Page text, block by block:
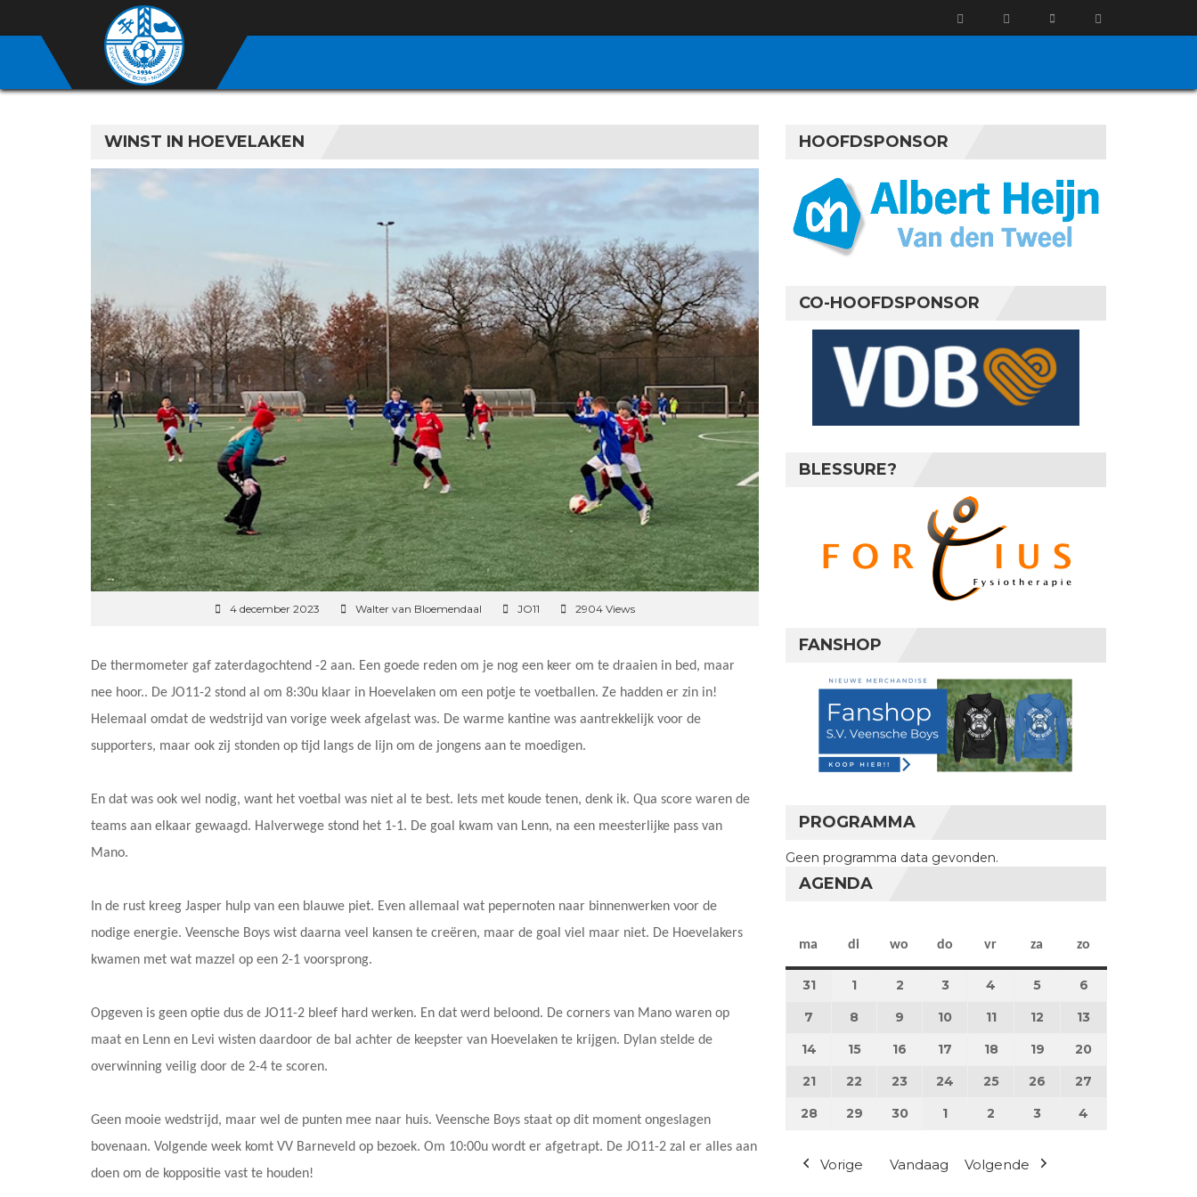
WINST IN HOEVELAKEN
4 december 2023 Walter van Bloemendaal JO11 2904 Views
De thermometer gaf zaterdagochtend -2 aan. Een goede reden om je nog een keer om te draaien in bed, maar
nee hoor.. De JO11-2 stond al om 8:30u klaar in Hoevelaken om een potje te voetballen. Ze hadden er zin in!
Helemaal omdat de wedstrijd van vorige week afgelast was. De warme kantine was aantrekkelijk voor de
supporters, maar ook zij stonden op tijd langs de lijn om de jongens aan te moedigen.
En dat was ook wel nodig, want het voetbal was niet al te best. Iets met koude tenen, denk ik. Qua score waren de
teams aan elkaar gewaagd. Halverwege stond het 1-1. De goal kwam van Lenn, na een meesterlijke pass van
Mano.
In de rust kreeg Jasper hulp van een blauwe piet. Even allemaal wat pepernoten naar binnenwerken voor de
nodige energie. Veensche Boys wist daarna veel kansen te creëren, maar de goal viel maar niet. De Hoevelakers
kwamen met wat mazzel op een 2-1 voorsprong.
Opgeven is geen optie dus de JO11-2 bleef hard werken. En dat werd beloond. De corners van Mano waren op
maat en Lenn en Levi wisten daardoor de bal achter de keepster van Hoevelaken te krijgen. Dylan stelde de
overwinning veilig door de 2-4 te scoren.
Geen mooie wedstrijd, maar wel de punten mee naar huis. Veensche Boys staat op dit moment ongeslagen
bovenaan. Volgende week komt VV Barneveld op bezoek. Om 10:00u wordt er afgetrapt. De JO11-2 zal er alles aan
doen om de koppositie vast te houden!
HOOFDSPONSOR
CO-HOOFDSPONSOR
BLESSURE?
FANSHOP
PROGRAMMA
Geen programma data gevonden.
AGENDA
ma maandag
di dinsdag
wo woensdag
do donderdag
vr vrijdag
za zaterdag
zo
3131 maart 2025
1 1 april 2025
2 2 april 2025
3 3 april 2025
4 4 april 2025
5 5 april 2025
6
7 7 april 2025
8 8 april 2025
9 9 april 2025
10 10 april 2025
1111 april 2025
12 12 april 2025
13
14 14 april 2025
1515 april 2025
16 16 april 2025
17 17 april 2025
18 18 april 2025
19 19 april 2025
20
2121 april 2025
22 22 april 2025
23 23 april 2025
24 24 april 2025
2525 april 2025
26 26 april 2025
27
28 28 april 2025
29 29 april 2025
3030 april 2025
1 1 mei 2025
2 2 mei 2025
3 3 mei 2025
4
Vorige Vandaag Volgende